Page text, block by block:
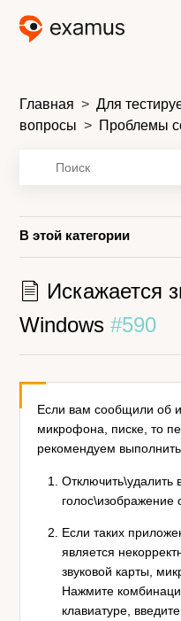
Главная Для
вопросы
Проблемы
В этой категории
Искажается
Windows#590
Если вам сообщили об
микрофона, писке, то
рекомендуем
Если таких
является
звуковой карты,
Нажмите
клавиатуре,